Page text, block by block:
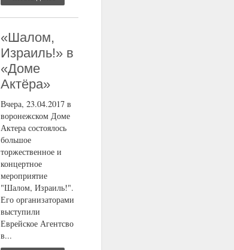
«Шалом,
Израиль!» в
«Доме
Актёра»
Вчера, 23.04.2017 в
воронежском Доме
Актера состоялось
большое
торжественное и
концертное
мероприятие
"Шалом, Израиль!".
Его организаторами
выступили
Еврейское Агентсво
в...